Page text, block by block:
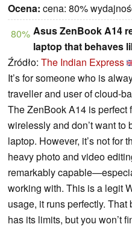
Ocena: cena: 80%
80% Asus ZenBook A14
laptop that behaves
Źródło: The Indian Express
It’s for someone who is
traveller and user of cloud-
The ZenBook A14 is perfect
wirelessly and don’t want
laptop. However, it’s not for
heavy photo and video
remarkably
working with. This is a legit
usage, it runs perfectly.
has its limits, but you won’t